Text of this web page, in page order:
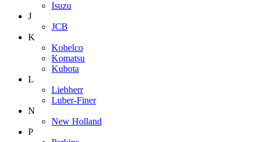
Isuzu
J
JCB
K
Kobelco
Komatsu
Kubota
L
Liebherr
Luber-Finer
N
New Holland
P